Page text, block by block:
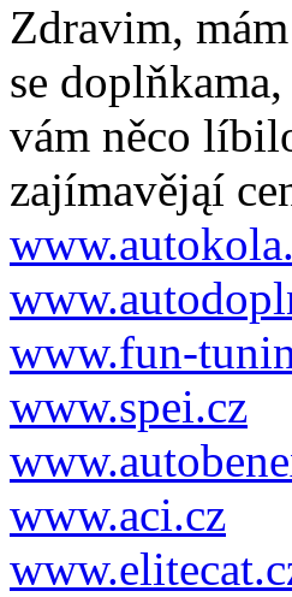
Zdravim,
se
vám něco
zajímavějąí
www.fun-
www.spei.cz
www.aci.cz